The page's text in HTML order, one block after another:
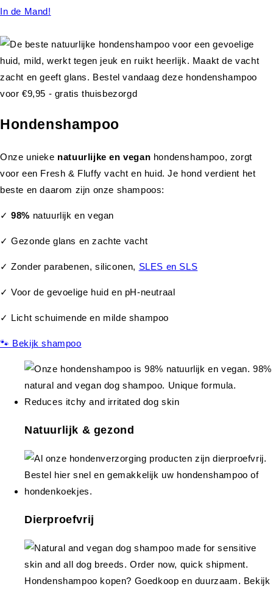
In de Mand!
Hondenshampoo
Onze unieke natuurlijke en vegan hondenshampoo, zorgt
voor een Fresh & Fluffy vacht en huid. Je hond verdient het
beste en daarom zijn onze shampoos:
✓98% natuurlijk en vegan
✓ Gezonde glans en zachte vacht
✓ Zonder parabenen, siliconen, SLES en SLS
✓ Voor de gevoelige huid en pH-neutraal
✓ Licht schuimende en milde shampoo
🐾 Bekijk shampoo
Natuurlijk & gezond
Dierproefvrij